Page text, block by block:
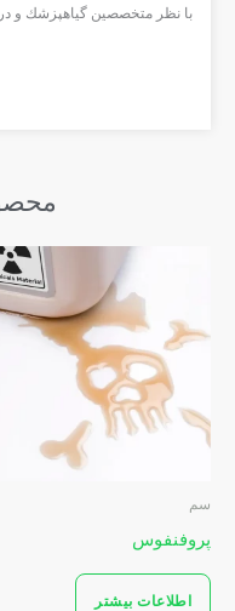
با نظر متخصصين گياهپزشك و
سم
پروفنفوس
اطلاعات بیشتر